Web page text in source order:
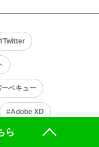
ら
Twitter
ベキュー
Adobe XD
制作